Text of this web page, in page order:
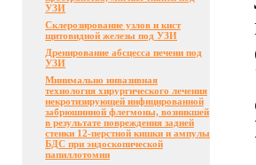
УЗИ
Склерозирование узлов и кист
щитовидной железы под УЗИ
Дренирование абсцесса печени под
УЗИ
Минимально инвазивная
технология хирургического лечения
некротизирующей инфицированной
забрюшинной флегмоны, возникшей
в результате повреждения задней
стенки 12-перстной кишки и ампулы
БДС при эндоскопической
папиллотомии